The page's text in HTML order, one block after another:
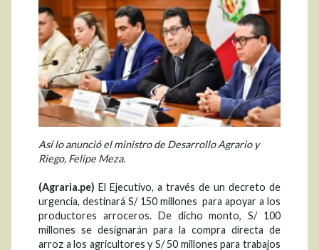
Así lo anunció el ministro de Desarrollo Agrario y
Riego, Felipe Meza.
(Agraria.pe) El Ejecutivo, a través de un decreto de
urgencia, destinará S/ 150 millones para apoyar a los
productores arroceros. De dicho monto, S/ 100
millones se designarán para la compra directa de
arroz a los agricultores y S/ 50 millones para trabajos